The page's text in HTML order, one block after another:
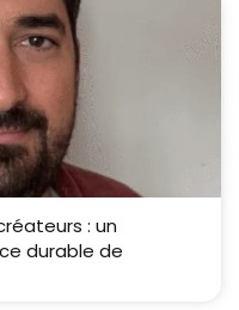
: un
durable de